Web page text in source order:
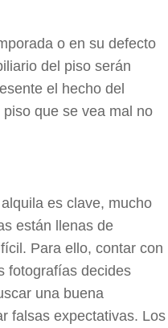
o en su defecto
del piso serán
el hecho del
que se vea mal no
es clave, mucho
están llenas de
Para ello, contar con
fotografías decides
una buena
falsas expectativas. Los